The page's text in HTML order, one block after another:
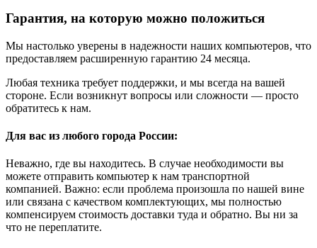
Гарантия, на которую можно положиться
Мы настолько уверены в надежности наших компьютеров, что
предоставляем расширенную гарантию 24 месяца.
Любая техника требует поддержки, и мы всегда на вашей
стороне. Если возникнут вопросы или сложности — просто
обратитесь к нам.
Для вас из любого города России:
Неважно, где вы находитесь. В случае необходимости вы
можете отправить компьютер к нам транспортной
компанией. Важно: если проблема произошла по нашей вине
или связана с качеством комплектующих, мы полностью
компенсируем стоимость доставки туда и обратно. Вы ни за
что не переплатите.